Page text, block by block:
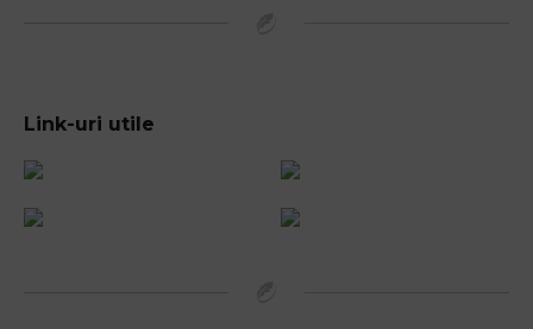
Link-uri utile